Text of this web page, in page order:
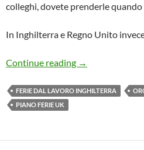
colleghi, dovete prenderle quando
In Inghilterra e Regno Unito
Continue reading Prendere Ferie
→
FERIE DAL LAVORO INGHILTERRA
PIANO FERIE UK